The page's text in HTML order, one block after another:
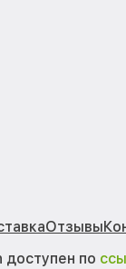
Отзывы
по